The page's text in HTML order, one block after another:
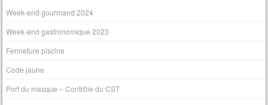
Week-end gourmand 2024
Week-end gastronomique 2023
Fermeture piscine
Code jaune
Port du masque – Contrôle du CST